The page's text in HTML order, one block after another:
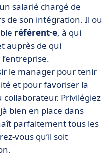
salarié chargé de
de son intégration. Il ou
référent·e, à qui
auprès de qui
le manager pour tenir
et pour favoriser la
Privilégiez
bien en place dans
parfaitement tous les
vous qu’il soit